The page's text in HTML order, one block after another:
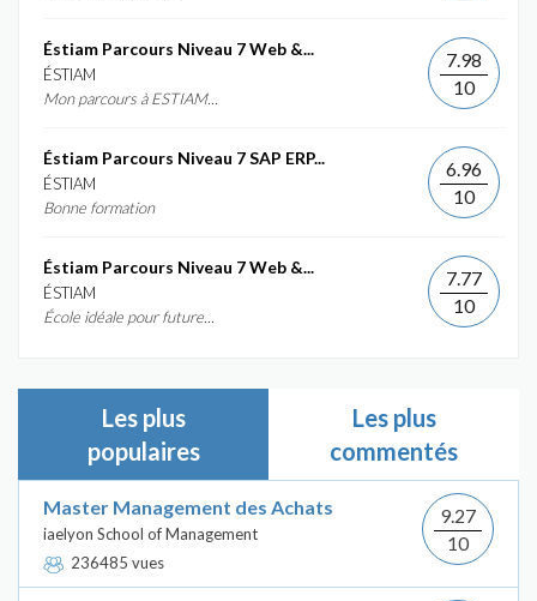
Éstiam Parcours Niveau 7 Web &...
ÉSTIAM
Mon parcours à ESTIAM...
7.98
10
Éstiam Parcours Niveau 7 SAP ERP...
ÉSTIAM
Bonne formation
6.96
10
Éstiam Parcours Niveau 7 Web &...
ÉSTIAM
École idéale pour future...
7.77
10
Les plus
populaires
Les plus
commentés
Master Management des Achats
iaelyon School of Management
236485 vues
9.27
10